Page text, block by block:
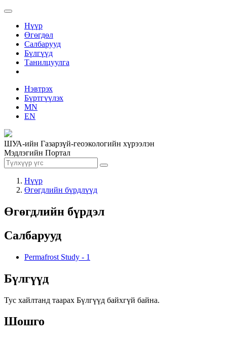
Нүүр
Өгөгдөл
Салбарууд
Бүлгүүд
Танилцуулга
Нэвтрэх
Бүртгүүлэх
MN
EN
ШУА-ийн Газарзүй-геоэкологийн хүрээлэн
Мэдлэгийн Портал
Нүүр
Өгөгдлийн бүрдлүүд
Өгөгдлийн бүрдэл
Салбарууд
Permafrost Study - 1
Бүлгүүд
Тус хайлтанд таарах Бүлгүүд байхгүй байна.
Шошго